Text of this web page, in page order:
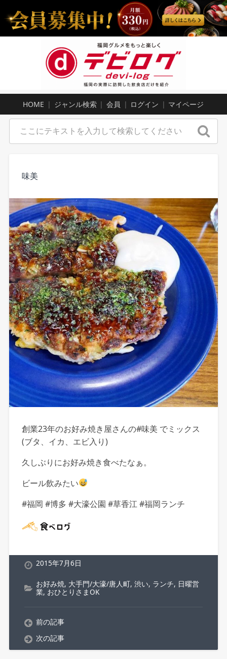
HOME ジャンル検索 会員 ログイン マイページ
味美
創業23年のお好み焼き屋さんの#味美 でミックス
(ブタ、イカ、エビ入り)
久しぶりにお好み焼き食べたなぁ。
ビール飲みたい
#福岡 #博多 #大濠公園 #草香江 #福岡ランチ
2015年7月6日
お好み焼, 大手門/大濠/唐人町, 渋い, ランチ, 日曜営
業, おひとりさまOK
前の記事
次の記事